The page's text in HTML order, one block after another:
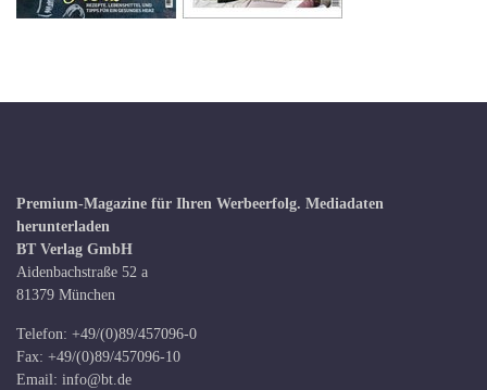
Premium-Magazine für Ihren Werbeerfolg. Mediadaten
herunterladen
BT Verlag GmbH
Aidenbachstraße 52 a
81379 München
Telefon: +49/(0)89/457096-0
Fax: +49/(0)89/457096-10
Email: info@bt.de